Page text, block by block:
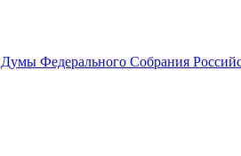
Федерального Собрания